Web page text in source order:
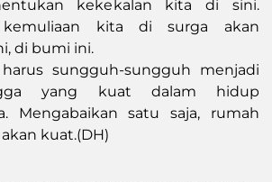
kekekalan kita di sini.
kemuliaan kita di surga akan
di bumi ini.
sungguh-sungguh menjadi
yang kuat dalam hidup
Mengabaikan satu saja, rumah
kuat.(DH)